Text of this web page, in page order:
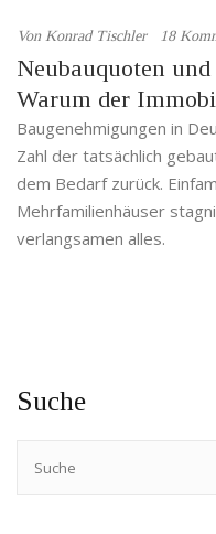
Von Konrad Tischler 18
Neubauquoten
Warum der
stockt
Baugenehmigungen in
Zahl der tatsächlich
dem Bedarf zurück.
Mehrfamilienhäuser
verlangsamen alles.
Suche